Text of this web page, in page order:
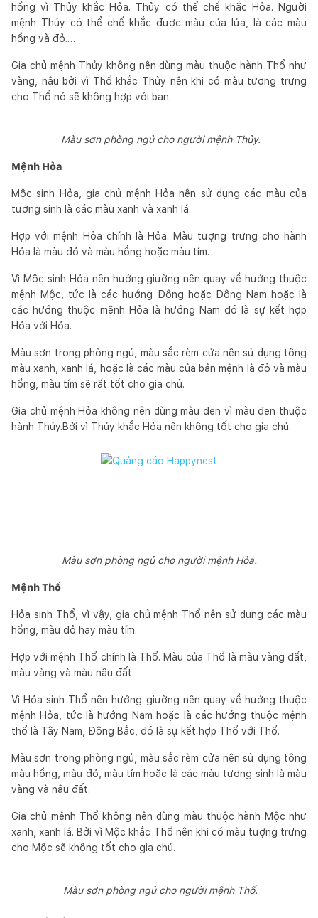
hồng vì Thủy khắc Hỏa. Thủy có thể chế khắc Hỏa. Người
mệnh Thủy có thể chế khắc được màu của lửa, là các màu
hồng và đỏ.…
Gia chủ mệnh Thủy không nên dùng màu thuộc hành Thổ như
vàng, nâu bởi vì Thổ khắc Thủy nên khi có màu tượng trưng
cho Thổ nó sẽ không hợp với bạn.
Màu sơn phòng ngủ cho người mệnh Thủy.
Mệnh Hỏa
Mộc sinh Hỏa, gia chủ mệnh Hỏa nên sử dụng các màu của
tương sinh là các màu xanh và xanh lá.
Hợp với mệnh Hỏa chính là Hỏa. Màu tượng trưng cho hành
Hỏa là màu đỏ và màu hồng hoặc màu tím.
Vì Mộc sinh Hỏa nên hướng giường nên quay về hướng thuộc
mệnh Mộc, tức là các hướng Đông hoặc Đông Nam hoặc là
các hướng thuộc mệnh Hỏa là hướng Nam đó là sự kết hợp
Hỏa với Hỏa.
Màu sơn trong phòng ngủ, màu sắc rèm cửa nên sử dụng tông
màu xanh, xanh lá, hoặc là các màu của bản mệnh là đỏ và màu
hồng, màu tím sẽ rất tốt cho gia chủ.
Gia chủ mệnh Hỏa không nên dùng màu đen vì màu đen thuộc
hành Thủy.Bởi vì Thủy khắc Hỏa nên không tốt cho gia chủ.
Màu sơn phòng ngủ cho người mệnh Hỏa.
Mệnh Thổ
Hỏa sinh Thổ, vì vậy, gia chủ mệnh Thổ nên sử dụng các màu
hồng, màu đỏ hay màu tím.
Hợp với mệnh Thổ chính là Thổ. Màu của Thổ là màu vàng đất,
màu vàng và màu nâu đất.
Vì Hỏa sinh Thổ nên hướng giường nên quay về hướng thuộc
mệnh Hỏa, tức là hướng Nam hoặc là các hướng thuộc mệnh
thổ là Tây Nam, Đông Bắc, đó là sự kết hợp Thổ với Thổ.
Màu sơn trong phòng ngủ, màu sắc rèm cửa nên sử dụng tông
màu hồng, màu đỏ, màu tím hoặc là các màu tương sinh là màu
vàng và nâu đất.
Gia chủ mệnh Thổ không nên dùng màu thuộc hành Mộc như
xanh, xanh lá. Bởi vì Mộc khắc Thổ nên khi có màu tượng trưng
cho Mộc sẽ không tốt cho gia chủ.
Màu sơn phòng ngủ cho người mệnh Thổ.